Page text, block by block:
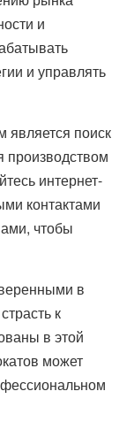
и
и управлять
поиск
производством
интернет-
контактами
чтобы
в
к
в этой
может